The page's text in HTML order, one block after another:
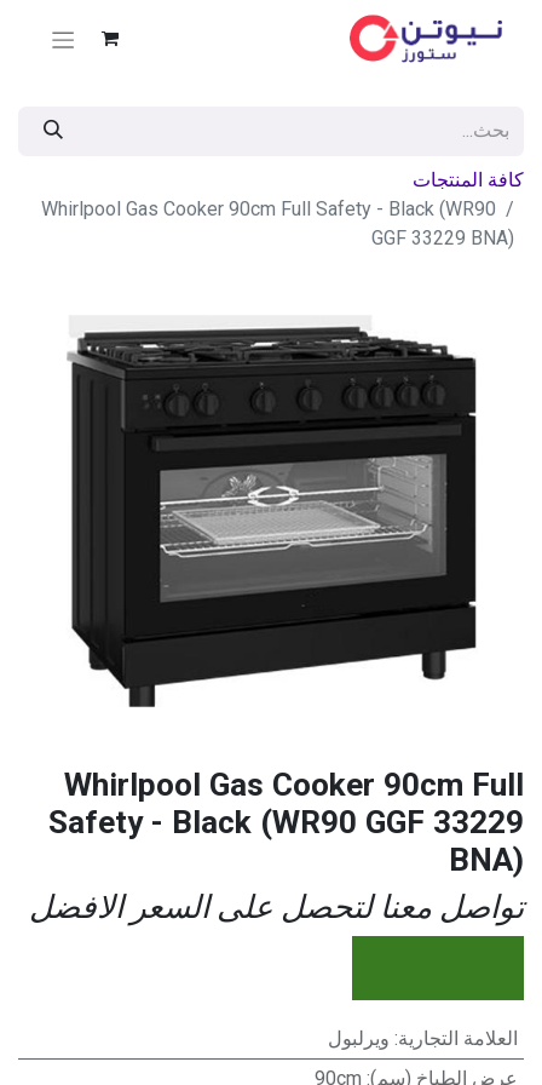
كافة المنتجات
Whirlpool Gas Cooker 90cm Full Safety - Black (WR90
GGF 33229 BNA)
Whirlpool Gas Cooker 90cm Full
Safety - Black (WR90 GGF 33229
BNA)
تواصل معنا لتحصل على السعر الافضل
العلامة التجارية: ويرلبول
عرض الطباخ (سم):
90cm